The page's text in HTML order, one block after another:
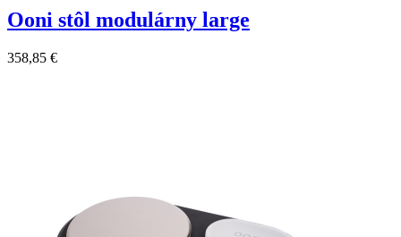
Ooni stôl modulárny large
358,85 €